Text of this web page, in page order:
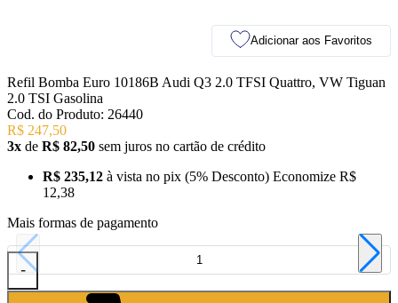
Adicionar aos Favoritos
Refil Bomba Euro 10186B Audi Q3 2.0 TFSI Quattro, VW Tiguan
2.0 TSI Gasolina
Cod. do Produto: 26440
R$ 247,50
3x de R$ 82,50 sem juros no cartão de crédito
R$ 235,12 à vista no pix (5% Desconto) Economize R$
12,38
Mais formas de pagamento
-